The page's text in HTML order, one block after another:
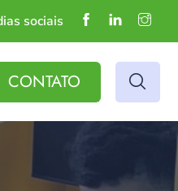
sociais
CONTATO